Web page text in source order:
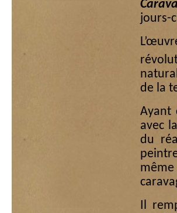
jours-
de la
Ayant
avec
du
Il